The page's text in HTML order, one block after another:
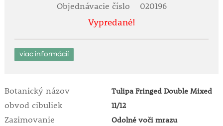
Objednávacie číslo 020196
Vypredané!
viac informácií
Botanický názov Tulipa Fringed Double Mixed
obvod cibuliek 11/12
Zazimovanie Odolné voči mrazu